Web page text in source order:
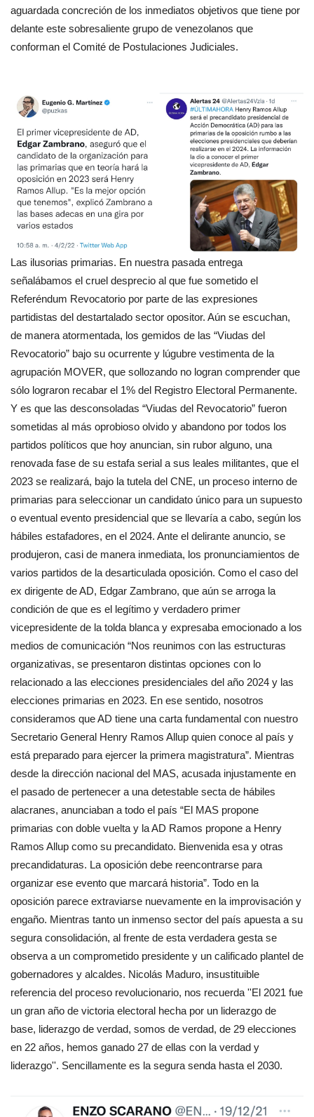
aguardada concreción de los inmediatos objetivos que tiene por
delante este sobresaliente grupo de venezolanos que
conforman el Comité de Postulaciones Judiciales.
Las ilusorias primarias. En nuestra pasada entrega
señalábamos el cruel desprecio al que fue sometido el
Referéndum Revocatorio por parte de las expresiones
partidistas del destartalado sector opositor. Aún se escuchan,
de manera atormentada, los gemidos de las “Viudas del
Revocatorio” bajo su ocurrente y lúgubre vestimenta de la
agrupación MOVER, que sollozando no logran comprender que
sólo lograron recabar el 1% del Registro Electoral Permanente.
Y es que las desconsoladas “Viudas del Revocatorio” fueron
sometidas al más oprobioso olvido y abandono por todos los
partidos políticos que hoy anuncian, sin rubor alguno, una
renovada fase de su estafa serial a sus leales militantes, que el
2023 se realizará, bajo la tutela del CNE, un proceso interno de
primarias para seleccionar un candidato único para un supuesto
o eventual evento presidencial que se llevaría a cabo, según los
hábiles estafadores, en el 2024. Ante el delirante anuncio, se
produjeron, casi de manera inmediata, los pronunciamientos de
varios partidos de la desarticulada oposición. Como el caso del
ex dirigente de AD, Edgar Zambrano, que aún se arroga la
condición de que es el legítimo y verdadero primer
vicepresidente de la tolda blanca y expresaba emocionado a los
medios de comunicación “Nos reunimos con las estructuras
organizativas, se presentaron distintas opciones con lo
relacionado a las elecciones presidenciales del año 2024 y las
elecciones primarias en 2023. En ese sentido, nosotros
consideramos que AD tiene una carta fundamental con nuestro
Secretario General Henry Ramos Allup quien conoce al país y
está preparado para ejercer la primera magistratura”. Mientras
desde la dirección nacional del MAS, acusada injustamente en
el pasado de pertenecer a una detestable secta de hábiles
alacranes, anunciaban a todo el país “El MAS propone
primarias con doble vuelta y la AD Ramos propone a Henry
Ramos Allup como su precandidato. Bienvenida esa y otras
precandidaturas. La oposición debe reencontrarse para
organizar ese evento que marcará historia”. Todo en la
oposición parece extraviarse nuevamente en la improvisación y
engaño. Mientras tanto un inmenso sector del país apuesta a su
segura consolidación, al frente de esta verdadera gesta se
observa a un comprometido presidente y un calificado plantel de
gobernadores y alcaldes. Nicolás Maduro, insustituible
referencia del proceso revolucionario, nos recuerda ''El 2021 fue
un gran año de victoria electoral hecha por un liderazgo de
base, liderazgo de verdad, somos de verdad, de 29 elecciones
en 22 años, hemos ganado 27 de ellas con la verdad y
liderazgo''. Sencillamente es la segura senda hasta el 2030.